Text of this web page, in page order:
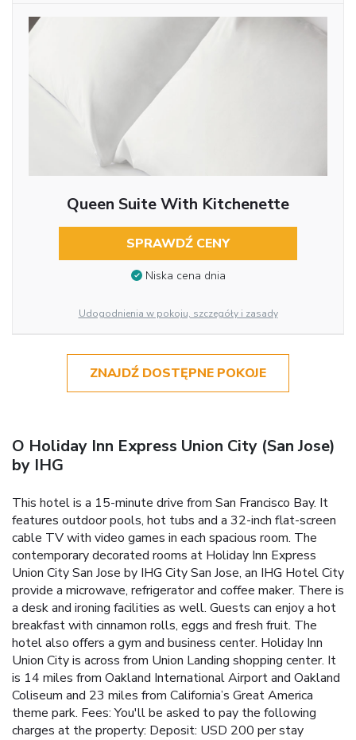
Queen Suite With Kitchenette
SPRAWDŹ CENY
Niska cena dnia
Udogodnienia w pokoju, szczegóły i zasady
ZNAJDŹ DOSTĘPNE POKOJE
O Holiday Inn Express Union City (San Jose)
by IHG
This hotel is a 15-minute drive from San Francisco Bay. It
features outdoor pools, hot tubs and a 32-inch flat-screen
cable TV with video games in each spacious room. The
contemporary decorated rooms at Holiday Inn Express
Union City San Jose by IHG City San Jose, an IHG Hotel City
provide a microwave, refrigerator and coffee maker. There is
a desk and ironing facilities as well. Guests can enjoy a hot
breakfast with cinnamon rolls, eggs and fresh fruit. The
hotel also offers a gym and business center. Holiday Inn
Union City is across from Union Landing shopping center. It
is 14 miles from Oakland International Airport and Oakland
Coliseum and 23 miles from California’s Great America
theme park. Fees: You'll be asked to pay the following
charges at the property: Deposit: USD 200 per stay